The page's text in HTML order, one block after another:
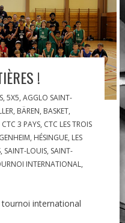
!
, 5X5, AGGLO SAINT-
, BÄREN, BASKET,
CTC 3 PAYS, CTC LES TROIS
, HÉSINGUE, LES
, SAINT-LOUIS, SAINT-
INTERNATIONAL,
international